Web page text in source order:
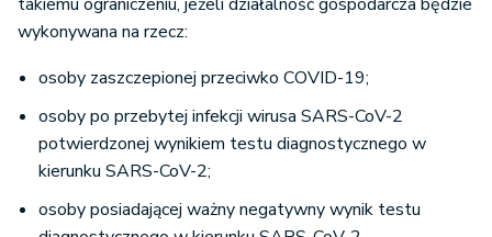
wykonywana na rzecz:
osoby zaszczepionej przeciwko COVID-19;
osoby po przebytej infekcji wirusa SARS-CoV-2
potwierdzonej wynikiem testu diagnostycznego w
kierunku SARS-CoV-2;
osoby posiadającej ważny negatywny wynik testu